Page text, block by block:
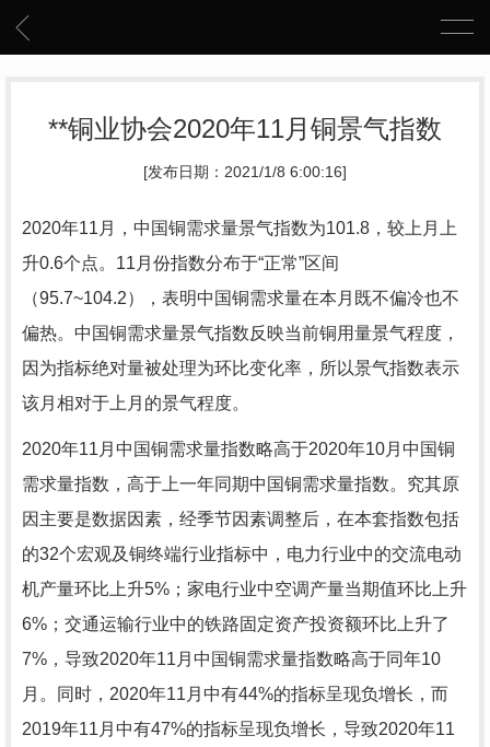
**铜业协会2020年11月铜景气指数
[发布日期：2021/1/8 6:00:16]
2020年11月，中国铜需求量景气指数为101.8，较上月上
升0.6个点。11月份指数分布于“正常”区间
（95.7~104.2），表明中国铜需求量在本月既不偏冷也不
偏热。中国铜需求量景气指数反映当前铜用量景气程度，
因为指标绝对量被处理为环比变化率，所以景气指数表示
该月相对于上月的景气程度。
2020年11月中国铜需求量指数略高于2020年10月中国铜
需求量指数，高于上一年同期中国铜需求量指数。究其原
因主要是数据因素，经季节因素调整后，在本套指数包括
的32个宏观及铜终端行业指标中，电力行业中的交流电动
机产量环比上升5%；家电行业中空调产量当期值环比上升
6%；交通运输行业中的铁路固定资产投资额环比上升了
7%，导致2020年11月中国铜需求量指数略高于同年10
月。同时，2020年11月中有44%的指标呈现负增长，而
2019年11月中有47%的指标呈现负增长，导致2020年11